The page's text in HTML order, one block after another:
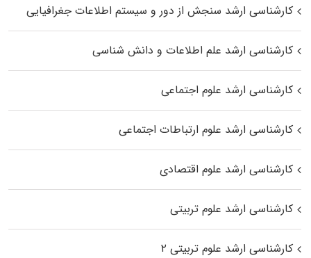
کارشناسی ارشد سنجش از دور و سیستم اطلاعات جغرافیایی
کارشناسی ارشد علم اطلاعات و دانش شناسی
کارشناسی ارشد علوم اجتماعی
کارشناسی ارشد علوم ارتباطات اجتماعی
کارشناسی ارشد علوم اقتصادی
کارشناسی ارشد علوم تربیتی
کارشناسی ارشد علوم تربیتی ۲